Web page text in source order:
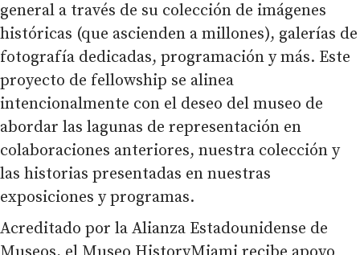
general a través de su colección de imágenes
históricas (que ascienden a millones), galerías de
fotografía dedicadas, programación y más. Este
proyecto de fellowship se alinea
intencionalmente con el deseo del museo de
abordar las lagunas de representación en
colaboraciones anteriores, nuestra colección y
las historias presentadas en nuestras
exposiciones y programas.
Acreditado por la Alianza Estadounidense de